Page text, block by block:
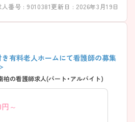
人番号 : 9010381更新日 : 2026年3月19日
き有料老人ホームにて看護師の募集
の看護師求人(パート・アルバイト)
円～